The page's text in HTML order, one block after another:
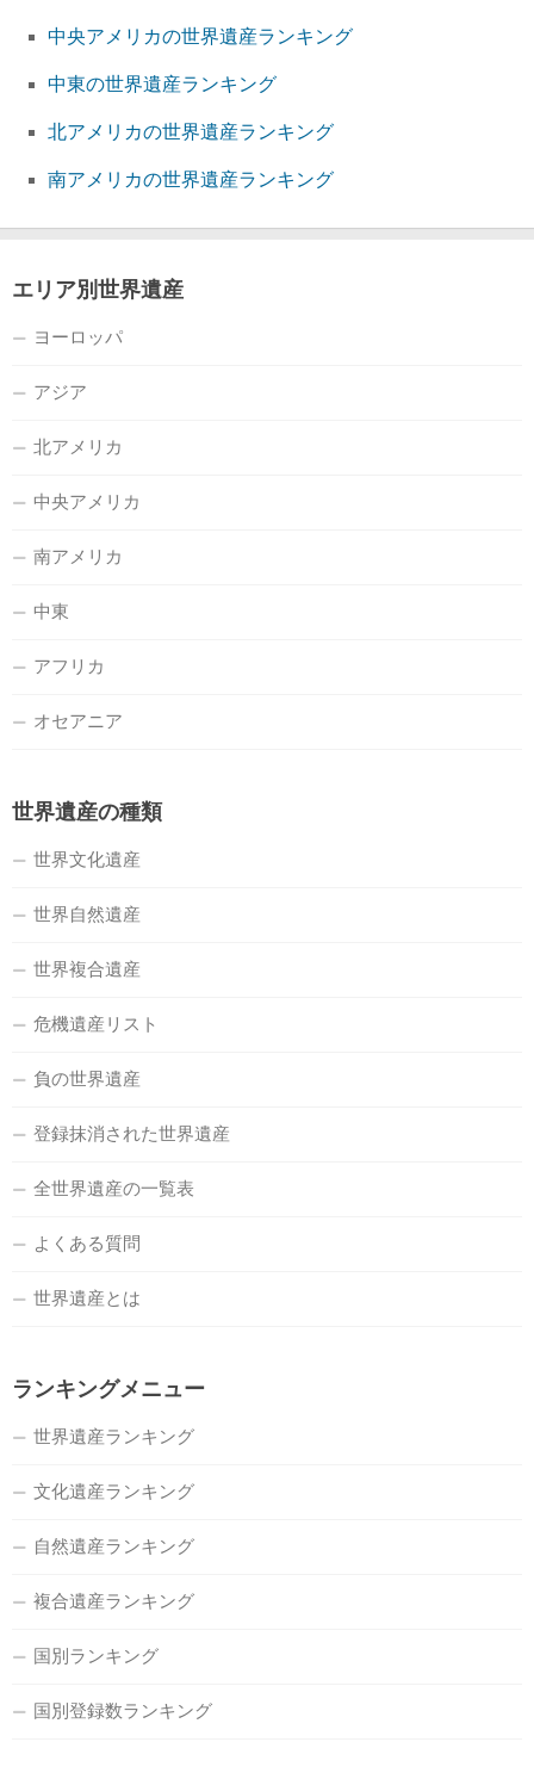
中央アメリカの世界遺産ランキング
中東の世界遺産ランキング
北アメリカの世界遺産ランキング
南アメリカの世界遺産ランキング
エリア別世界遺産
ヨーロッパ
アジア
北アメリカ
中央アメリカ
南アメリカ
中東
アフリカ
オセアニア
世界遺産の種類
世界文化遺産
世界自然遺産
世界複合遺産
危機遺産リスト
負の世界遺産
登録抹消された世界遺産
全世界遺産の一覧表
よくある質問
世界遺産とは
ランキングメニュー
世界遺産ランキング
文化遺産ランキング
自然遺産ランキング
複合遺産ランキング
国別ランキング
国別登録数ランキング